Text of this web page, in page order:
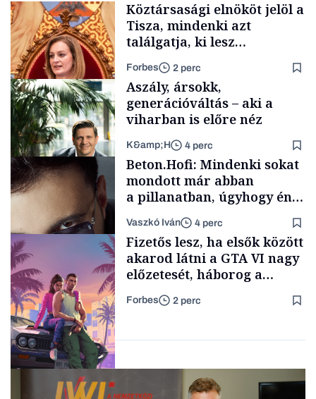
Politika
Köztársasági elnököt jelöl a
Tisza, mindenki azt
találgatja, ki lesz
szombaton a befutó –
soroljuk az eddig felmerült
neveket
Forbes 2 perc
TÁMOGATÓI
Aszály, ársokk,
generációváltás – aki a
viharban is előre néz
K&amp;H 4 perc
Forbes-sztori
Beton.Hofi: Mindenki sokat
mondott már abban
a pillanatban, úgyhogy én
a legsarkosabb
gondolataimat akartam
kimondani
Vaszkó Iván 4 perc
Fizetős lesz, ha elsők között
akarod látni a GTA VI nagy
előzetesét, háborog a
gamer közösség
Forbes 2 perc